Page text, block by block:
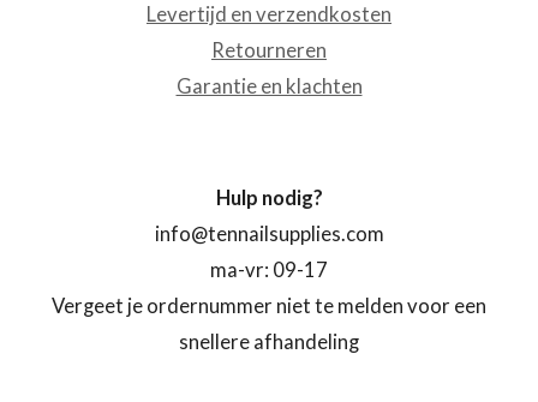
Levertijd en verzendkosten
Retourneren
Garantie en klachten
Hulp nodig?
info@tennailsupplies.com
ma-vr: 09-17
Vergeet je ordernummer niet te melden voor een
snellere afhandeling